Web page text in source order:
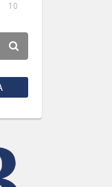
10